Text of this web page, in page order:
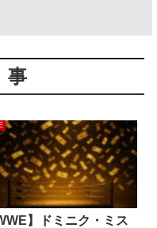
】ドミニク・ミス